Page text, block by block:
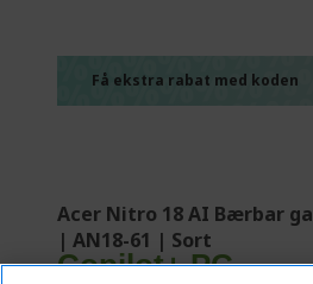
Få ekstra rabat med koden
Acer Nitro 18 AI Bærbar
| AN18-61 | Sort
Copilot+ PC